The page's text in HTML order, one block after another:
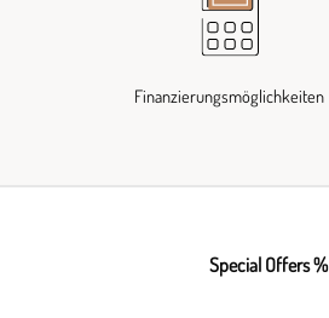
Finanzierungsmöglichkeiten
Special Offers %